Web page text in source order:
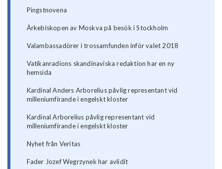
Pingstnovena
Ärkebiskopen av Moskva på besök i Stockholm
Valambassadörer i trossamfunden inför valet 2018
Vatikanradions skandinaviska redaktion har en ny
hemsida
Kardinal Anders Arborelius påvlig representant vid
milleniumfirande i engelskt kloster
Kardinal Arborelius påvlig representant vid
milleniumfirande i engelskt kloster
Nyhet från Veritas
Fader Jozef Wegrzynek har avlidit